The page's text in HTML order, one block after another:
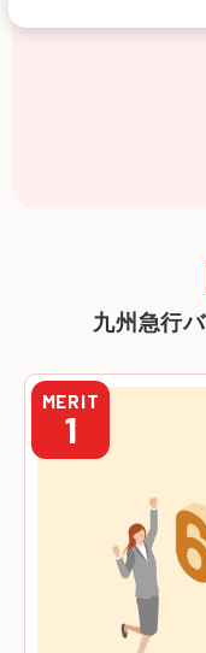
九州急行
MERIT
1